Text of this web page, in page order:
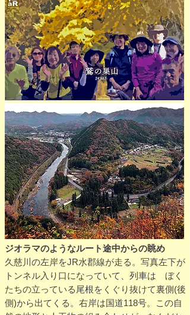
ジオラマのようなルート途中からの眺め
久慈川の左岸をJR水郡線が走る。写真左下が
トンネル入り口になっていて、列車は ぼく
たちの立っている尾根をくぐり抜けて裏側(後
側)から出てくる。右岸は国道118号。この自